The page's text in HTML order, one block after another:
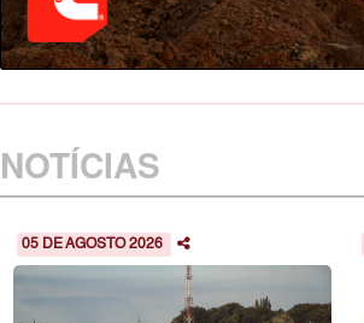
NOTÍCIAS
05 DE AGOSTO 2026